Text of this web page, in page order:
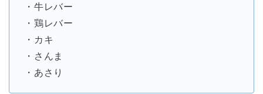
・牛レバー
・鶏レバー
・カキ
・さんま
・あさり